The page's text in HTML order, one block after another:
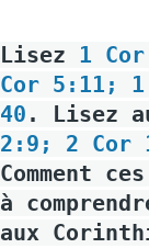
Lisez 1
Cor 5:11;
40 . Lisez
2:9; 2 Cor
Comment
à
aux